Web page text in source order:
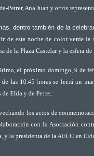
Petrer,Ana Juan y otros
dentro también de la
de esta noche de color verde
de la Plaza Castelar y la esfera
el próximo domingo, 9 de
de las 10.45 horas se leerá un
de Elda y de Petrer.
los actos de
con la Asociación
, y la presidenta de la AECC en